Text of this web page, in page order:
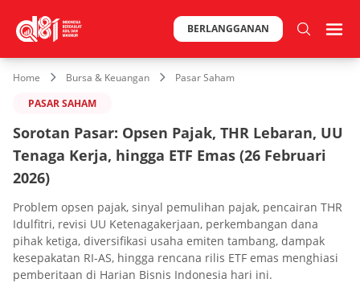
BERLANGGANAN
Home Bursa & Keuangan
Pasar Saham
PASAR SAHAM
Sorotan Pasar: Opsen Pajak, THR Lebaran, UU
Tenaga Kerja, hingga ETF Emas (26 Februari
2026)
Problem opsen pajak, sinyal pemulihan pajak, pencairan THR
Idulfitri, revisi UU Ketenagakerjaan, perkembangan dana
pihak ketiga, diversifikasi usaha emiten tambang, dampak
kesepakatan RI-AS, hingga rencana rilis ETF emas menghiasi
pemberitaan di Harian Bisnis Indonesia hari ini.